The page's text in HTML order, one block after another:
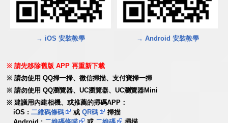
→ iOS 安裝教學 → Android 安裝教學
請先移除舊版 APP 再重新下載
請勿使用 QQ掃一掃、微信掃描、支付寶掃一掃
請勿使用 QQ瀏覽器、UC瀏覽器、UC瀏覽器Mini
建議用內建相機、或推薦的掃碼APP：
iOS :二維碼條碼 或QR碼
掃描